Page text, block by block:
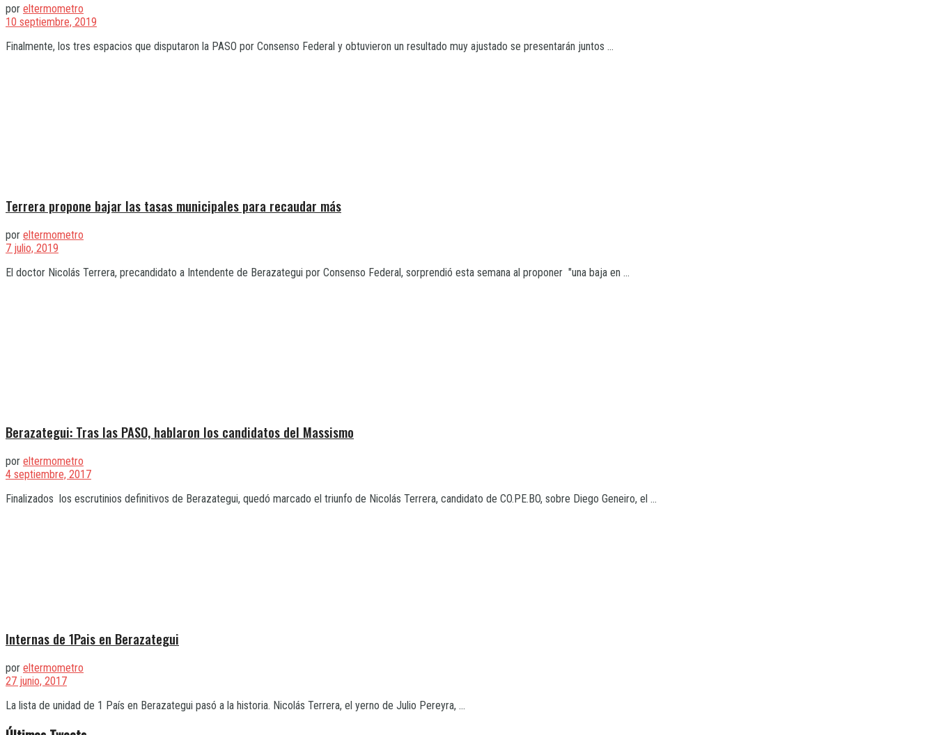
por eltermometro
10 septiembre, 2019
Finalmente, los tres espacios que disputaron la PASO por Consenso Federal y obtuvieron un resultado muy ajustado se presentarán juntos ...
Terrera propone bajar las tasas municipales para recaudar más
por eltermometro
7 julio, 2019
El doctor Nicolás Terrera, precandidato a Intendente de Berazategui por Consenso Federal, sorprendió esta semana al proponer "una baja en ...
Berazategui: Tras las PASO, hablaron los candidatos del Massismo
por eltermometro
4 septiembre, 2017
Finalizados los escrutinios definitivos de Berazategui, quedó marcado el triunfo de Nicolás Terrera, candidato de CO.PE.BO, sobre Diego Geneiro, el ...
Internas de 1Pais en Berazategui
por eltermometro
27 junio, 2017
La lista de unidad de 1 País en Berazategui pasó a la historia. Nicolás Terrera, el yerno de Julio Pereyra, ...